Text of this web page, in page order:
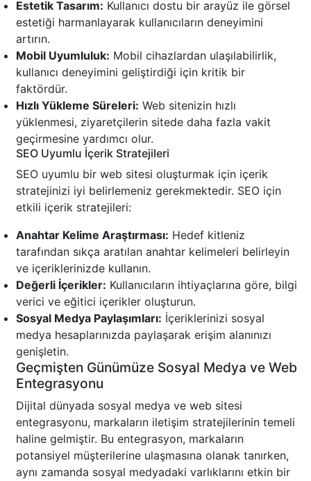
Estetik Tasarım: Kullanıcı dostu bir arayüz ile görsel
estetiği harmanlayarak kullanıcıların deneyimini
artırın.
Mobil Uyumluluk: Mobil cihazlardan ulaşılabilirlik,
kullanıcı deneyimini geliştirdiği için kritik bir
faktördür.
Hızlı Yükleme Süreleri: Web sitenizin hızlı
yüklenmesi, ziyaretçilerin sitede daha fazla vakit
geçirmesine yardımcı olur.
SEO Uyumlu İçerik Stratejileri
SEO uyumlu bir web sitesi oluşturmak için içerik
stratejinizi iyi belirlemeniz gerekmektedir. SEO için
etkili içerik stratejileri:
Anahtar Kelime Araştırması: Hedef kitleniz
tarafından sıkça aratılan anahtar kelimeleri belirleyin
ve içeriklerinizde kullanın.
Değerli İçerikler: Kullanıcıların ihtiyaçlarına göre, bilgi
verici ve eğitici içerikler oluşturun.
Sosyal Medya Paylaşımları: İçeriklerinizi sosyal
medya hesaplarınızda paylaşarak erişim alanınızı
genişletin.
Geçmişten Günümüze Sosyal Medya ve Web
Entegrasyonu
Dijital dünyada sosyal medya ve web sitesi
entegrasyonu, markaların iletişim stratejilerinin temeli
haline gelmiştir. Bu entegrasyon, markaların
potansiyel müşterilerine ulaşmasına olanak tanırken,
aynı zamanda sosyal medyadaki varlıklarını etkin bir